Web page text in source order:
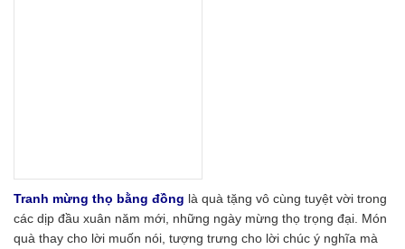
Tranh mừng thọ bằng đồng là quà tặng vô cùng tuyệt vời trong
các dịp đầu xuân năm mới, những ngày mừng thọ trọng đại. Món
quà thay cho lời muốn nói, tượng trưng cho lời chúc ý nghĩa mà